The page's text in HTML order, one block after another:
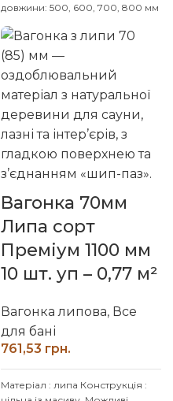
довжини: 500, 600, 700, 800 мм
погоджуйте із менеджером
Вагонка 70мм
Липа сорт
Преміум 1100 мм
10 шт. уп – 0,77 м²
Вагонка липова, Все
для бані
грн.
Матеріал : липа Конструкція :